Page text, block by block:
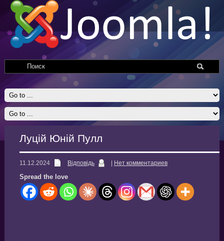
Луцій Юній Пулл
11.12.2024 Відповідь Нет комментариев
Spread the love